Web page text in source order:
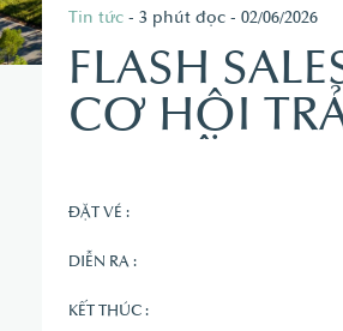
Tin tức- 3 phút đọc - 02/06/2026
FLASH
CƠ HỘI
NGHIỆM
ĐẲNG CẤP
ĐẶT VÉ :
DIỄN RA :
KẾT THÚC :